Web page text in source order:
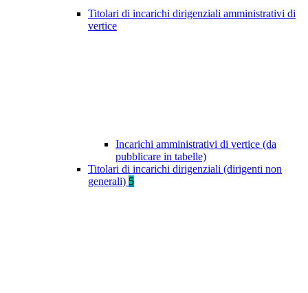
Titolari di incarichi dirigenziali amministrativi di
vertice
Incarichi amministrativi di vertice (da
pubblicare in tabelle)
Titolari di incarichi dirigenziali (dirigenti non
generali) 5